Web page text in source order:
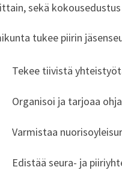
sekä
tukee piirin
Tekee tiivistä
Organisoi ja tarjoaa
Varmistaa
Edistää seura- ja